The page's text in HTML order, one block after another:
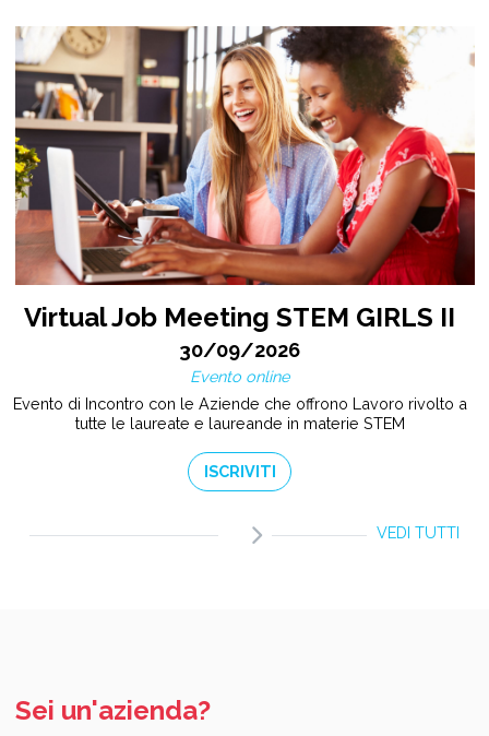
Virtual Job Meeting STEM GIRLS II
30/09/2026
Evento online
Evento di Incontro con le Aziende che offrono Lavoro rivolto a
tutte le laureate e laureande in materie STEM
ISCRIVITI
VEDI TUTTI
Sei un'azienda?